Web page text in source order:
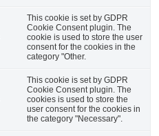
This cookie is set by GDPR
Cookie Consent plugin. The
cookie is used to store the user
consent for the cookies in the
category "Other.
This cookie is set by GDPR
Cookie Consent plugin. The
cookies is used to store the
user consent for the cookies in
the category "Necessary".